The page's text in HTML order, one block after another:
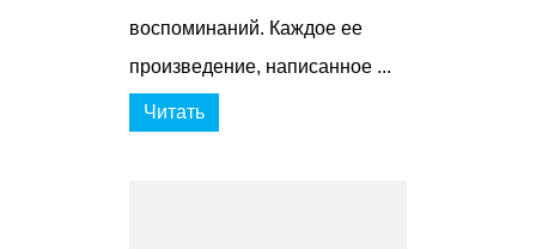
воспоминаний. Каждое ее
произведение, написанное ...
Читать